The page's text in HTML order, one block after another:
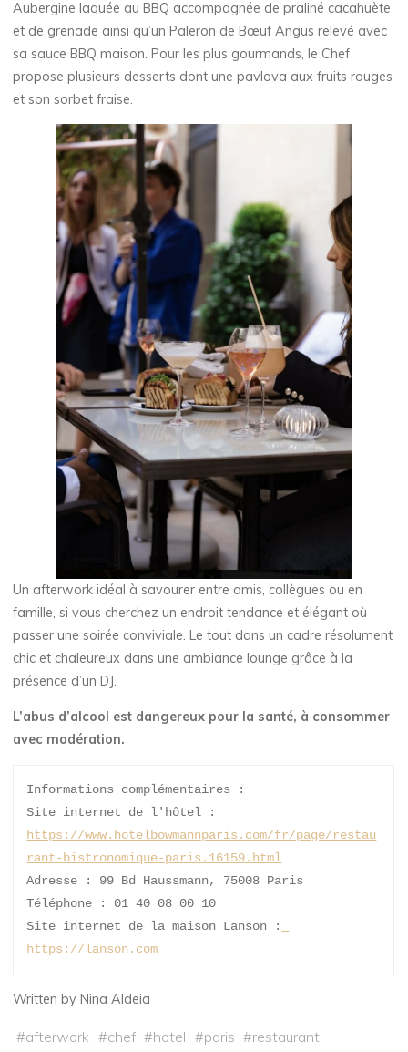
Aubergine laquée au BBQ accompagnée de praliné cacahuète
et de grenade ainsi qu’un Paleron de Bœuf Angus relevé avec
sa sauce BBQ maison. Pour les plus gourmands, le Chef
propose plusieurs desserts dont une pavlova aux fruits rouges
et son sorbet fraise.
Un afterwork idéal à savourer entre amis, collègues ou en
famille, si vous cherchez un endroit tendance et élégant où
passer une soirée conviviale. Le tout dans un cadre résolument
chic et chaleureux dans une ambiance lounge grâce à la
présence d’un DJ.
L’abus d’alcool est dangereux pour la santé, à consommer
avec modération.
Informations complémentaires :
https://www.hotelbowmannparis.com/fr/page/restau
rant-bistronomique-paris.16159.html
Adresse : 99 Bd Haussmann, 75008 Paris
Téléphone : 01 40 08 00 10
Site internet de la maison Lanson :
https://lanson.com
Written by Nina Aldeia
#afterwork #chef #hotel #paris #restaurant